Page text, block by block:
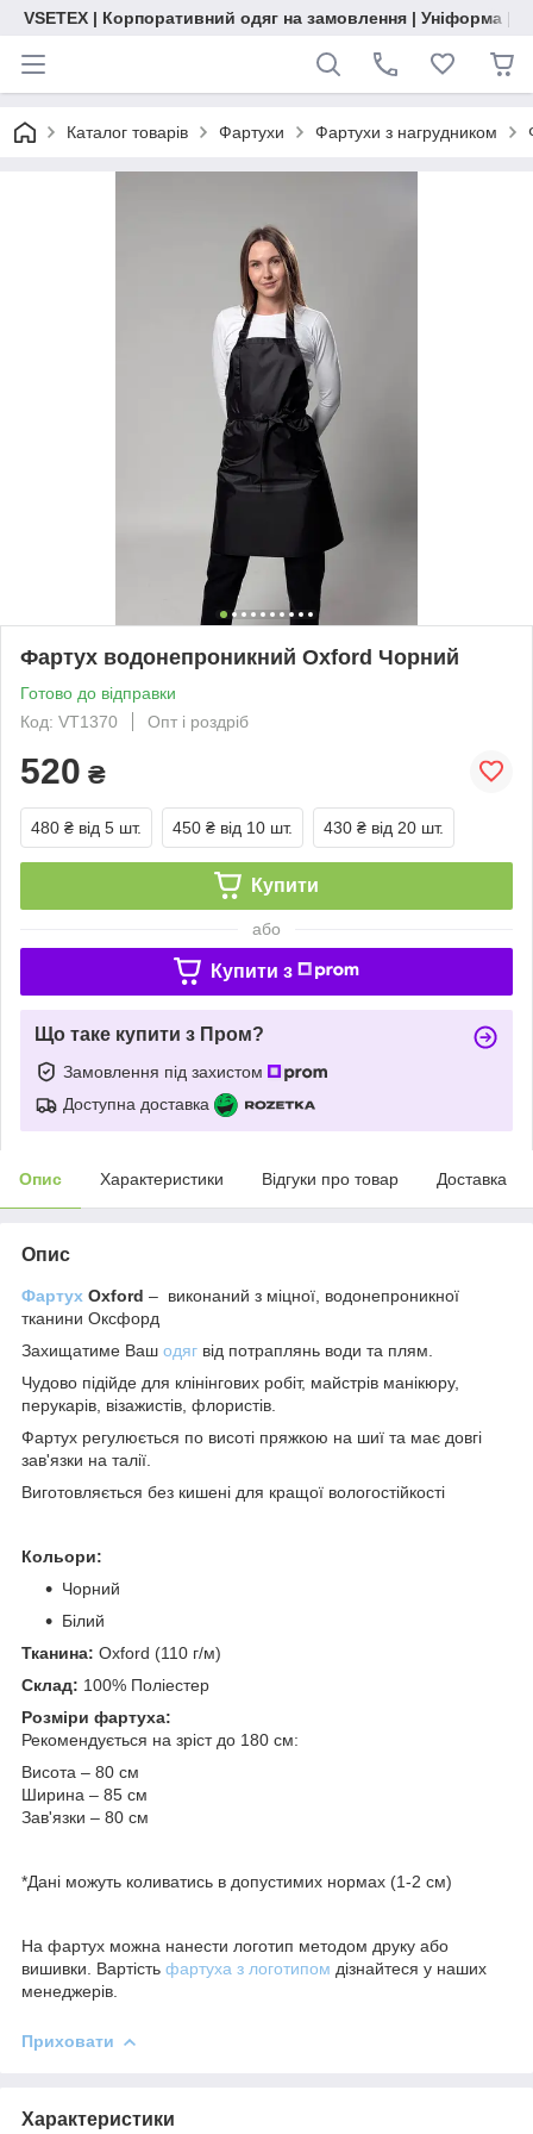
VSETEX | Корпоративний одяг на замовлення | Уніформа |
Каталог товарів Фартухи Фартухи з нагрудником
Фартух водонепроникний Oxford Чорний
Готово до відправки
Код: VT1370
Опт і роздріб
520 ₴
480 ₴ від 5 шт. 450 ₴ від 10 шт. 430 ₴ від 20 шт.
Купити
або
Купити з
Що таке купити з Пром?
Замовлення під захистом
Доступна доставка
Опис Характеристики Відгуки про товар Доставка
Опис
Фартух Oxford – виконаний з міцної, водонепроникної
тканини Оксфорд
Захищатиме Ваш одяг від потраплянь води та плям.
Чудово підійде для клінінгових робіт, майстрів манікюру,
перукарів, візажистів, флористів.
Фартух регулюється по висоті пряжкою на шиї та має довгі
зав'язки на талії.
Виготовляється без кишені для кращої вологостійкості
Кольори:
Чорний
Білий
Тканина: Oxford (110 г/м)
Склад: 100% Поліестер
Розміри фартуха:
Рекомендується на зріст до 180 см:
Висота – 80 см
Ширина – 85 см
Зав'язки – 80 см
*Дані можуть коливатись в допустимих нормах (1-2 см)
На фартух можна нанести логотип методом друку або
вишивки. Вартість фартуха з логотипом дізнайтеся у наших
менеджерів.
Приховати
Характеристики